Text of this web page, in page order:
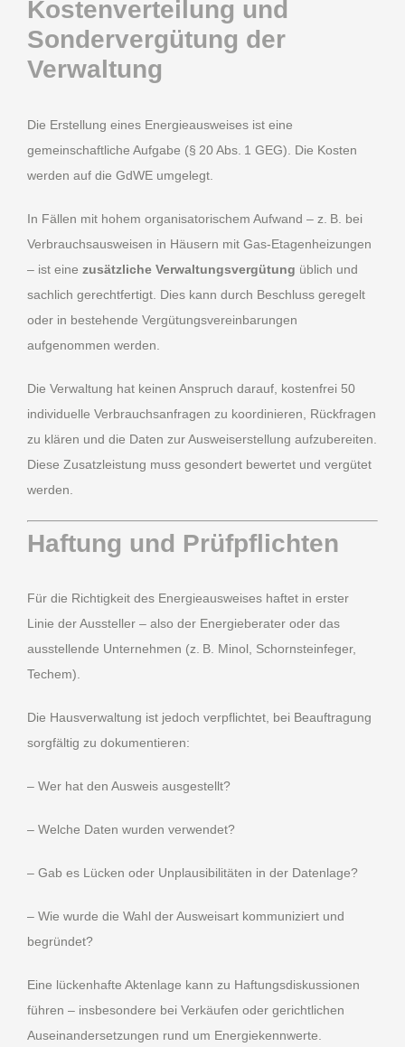
Kostenverteilung und
Sondervergütung der
Verwaltung
Die Erstellung eines Energieausweises ist eine
gemeinschaftliche Aufgabe (§ 20 Abs. 1 GEG). Die Kosten
werden auf die GdWE umgelegt.
In Fällen mit hohem organisatorischem Aufwand – z. B. bei
Verbrauchsausweisen in Häusern mit Gas-Etagenheizungen
– ist eine zusätzliche Verwaltungsvergütung üblich und
sachlich gerechtfertigt. Dies kann durch Beschluss geregelt
oder in bestehende Vergütungsvereinbarungen
aufgenommen werden.
Die Verwaltung hat keinen Anspruch darauf, kostenfrei 50
individuelle Verbrauchsanfragen zu koordinieren, Rückfragen
zu klären und die Daten zur Ausweiserstellung aufzubereiten.
Diese Zusatzleistung muss gesondert bewertet und vergütet
werden.
Haftung und Prüfpflichten
Für die Richtigkeit des Energieausweises haftet in erster
Linie der Aussteller – also der Energieberater oder das
ausstellende Unternehmen (z. B. Minol, Schornsteinfeger,
Techem).
Die Hausverwaltung ist jedoch verpflichtet, bei Beauftragung
sorgfältig zu dokumentieren:
– Wer hat den Ausweis ausgestellt?
– Welche Daten wurden verwendet?
– Gab es Lücken oder Unplausibilitäten in der Datenlage?
– Wie wurde die Wahl der Ausweisart kommuniziert und
begründet?
Eine lückenhafte Aktenlage kann zu Haftungsdiskussionen
führen – insbesondere bei Verkäufen oder gerichtlichen
Auseinandersetzungen rund um Energiekennwerte.